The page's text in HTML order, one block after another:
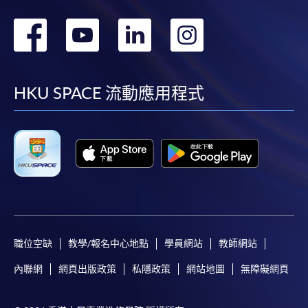
轉
facebook
轉
youtube
轉
linkedin
轉
HKU SPACE 流動應用程式
職位空缺 教學/報名中心地點 學員網站 教師網站
內聯網 網頁出版政策 私隱政策 網站地圖 無障礙網頁